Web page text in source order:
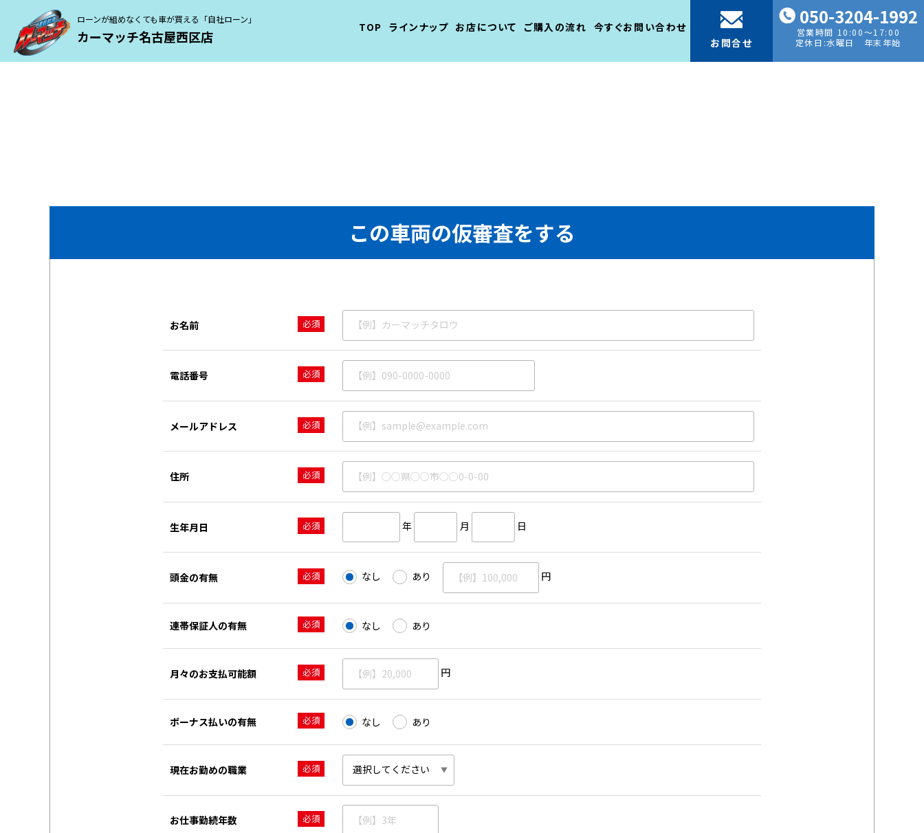
ローンが組めなくても車が買える「自社ローン」
カーマッチ名古屋西区店
TOP ラインナップ お店について ご購入の流れ 今すぐお問い合わせ
お問合せ
050-3204-1992
営業時間 10:00～17:00
定休日:水曜日 年末年始
この車両の仮審査をする
お名前 必須
電話番号 必須
メールアドレス 必須
住所 必須
生年月日 必須 年 月 日
頭金の有無 必須 なし あり 円
連帯保証人の有無 必須 なし あり
月々のお支払可能額 必須 円
ボーナス払いの有無 必須 なし あり
現在お勤めの職業 必須
お仕事勤続年数 必須